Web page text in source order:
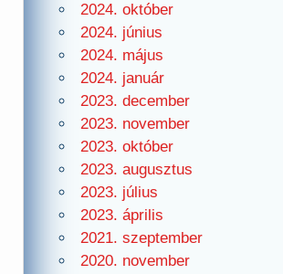
2024. október
2024. június
2024. május
2024. január
2023. december
2023. november
2023. október
2023. augusztus
2023. július
2023. április
2021. szeptember
2020. november